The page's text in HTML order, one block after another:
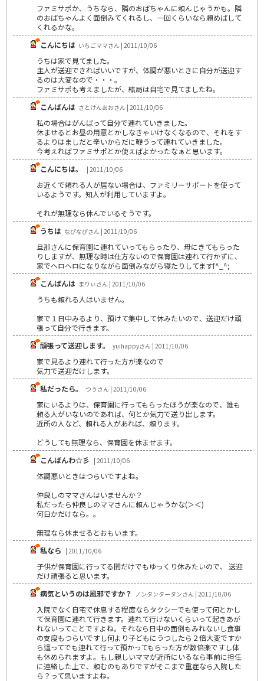
ファミサポか、うちなら、隣のおばちゃんに頼んじゃうかも。隣
のおばちゃんよく面倒みてくれるし、一回くらいなら頼めばして
くれるかな。
こんにちは いちごママさん | 2011/10/06
うちは家で見てました。
主人が送迎できればいいですが、体調が悪いときに自分が送迎す
るのは大変なので・・・。
ファミサポも考えましたが、結局は自宅で見てましたね。
こんばんは さとけんあおさん | 2011/10/06
私の場合はがんばって自分で連れていきました。
休ませるとお昼の用意とかしなきゃいけなくなるので、それをす
るよりはましだと辛いからだに鞭うって連れていきました。
今考えればファミサポとか使えばよかったなぁと思います。
こんにちは。
| 2011/10/06
お近くで頼れる人が居ない場合は、ファミリーサポートを使って
いるようです。知人が利用していますよ。
それが無理なら休んでいるそうです。
うちは なぴなぴさん | 2011/10/06
旦那さんに保育園に連れていってもらったり、母にきてもらった
りしますが、無理な時は仕方ないので保育園は連れて行かずに、
家でヘロヘロになりながら面倒みながら寝たりしてますf^_^;
こんばんは まりぃさん | 2011/10/06
うちも頼れる人はいません。
家で１日中みるより、預けて集中して休みたいので、送迎だけ頑
張って自分で行きます。
頑張って送迎します。
yuihappyさん | 2011/10/06
家で見るより連れて行った方が楽なので
気力で送迎だけします。
私だったら。
つうさん | 2011/10/06
家にいるよりは、保育園に行ってもらったほうが楽なので、誰も
頼る人がいないのであれば、何とか気力で送り出します。
近所の人など、頼れる人があれば、頼ります。
どうしても無理なら、保育園を休ませます。
こんばんわ☆彡 | 2011/10/06
体調悪いときはつらいですよね。
仲良しのママさんはいませんか？
私だったら仲良しのママさんに頼んじゃうかな(＞＜)
何日かだけなら。。
無理なら休ませるとおもいます。
私なら | 2011/10/06
子供が保育園に行ってる間だけでもゆっくり休みたいので、 送迎
だけ頑張ると思います。
病気というのは風邪ですか？
ノンタンタータンさん | 2011/10/06
入院でなく自宅で休息する程度ならタクシーでも使って何とかし
て保育園に連れて行きます。連れて行けないくらいって起きあが
れないってことですよね。それなら日中の面倒もみれないし食事
の支度もつらいですし何より子どもにうつしたら２倍大変ですか
ら這ってでも連れて行って預かってもらった方が数倍楽ですし体
も休められますよ。もし親しいママが近所にいるなら事前に担任
に連絡した上で、頼むのもありですがそこまで重症なら入院した
ら？って思いますよね。